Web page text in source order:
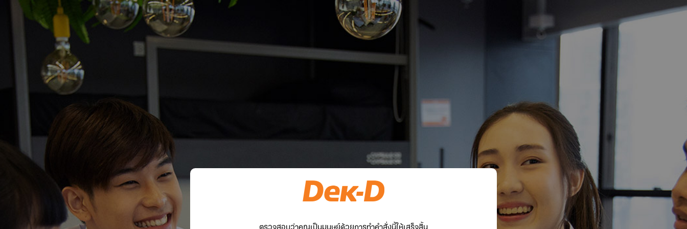
ตรวจสอบว่าคุณเป็นมนุษย์ด้วยการทำคำสั่งนี้ให้เสร็จสิ้น